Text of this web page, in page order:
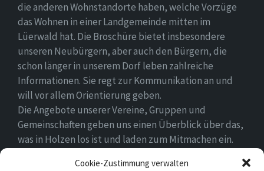
Cookie-Zustimmung verwalten
die anderen Wohnstandorte haben, welche Vorzüge
das Wohnen in einer Landgemeinde mitten im
Lüerwald hat. Die Broschüre bietet insbesondere
unseren Neubürgern, aber auch den Bürgern, die
schon länger in unserem Dorf leben zahlreiche
Informationen. Sie regt zur Kommunikation an und
will vor allem Orientierung geben.
Die Angebote unserer Vereine, Gruppen und
Gemeinschaften geben uns einen Überblick über das,
was in Holzen los ist und laden zum Mitmachen ein.